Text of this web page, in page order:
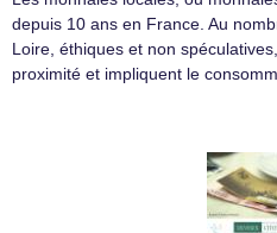
depuis 10 ans en France. Au
Loire, éthiques et non
proximité et impliquent le